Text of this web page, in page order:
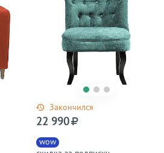
Закончился
wow
22 990